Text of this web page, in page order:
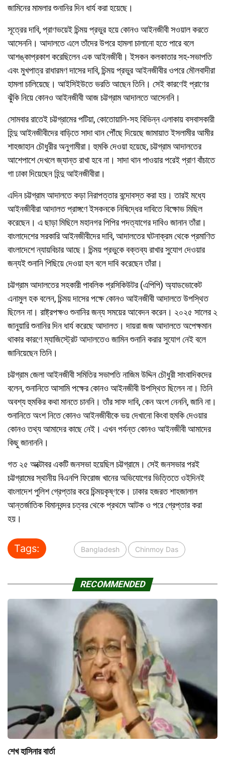
জামিনের মামলার শুনানির দিন ধার্য করা হয়েছে।
সূত্রের দাবি, প্রাণভয়েই চিন্ময় প্রভুর হয়ে কোনও আইনজীবী সওয়াল করতে
আসেননি। আদালতে এলে তাঁদের উপরে হামলা চালানো হতে পারে বলে
আশঙ্কাপ্রকাশ করেছিলেন এক আইনজীবী। ইসকন কলকাতার সহ-সভাপতি
এবং মুখপাত্র রাধারমণ দাসের দাবি, চিন্ময় প্রভুর আইনজীবীর ওপরে মৌলবাদীরা
হামলা চালিয়েছে। আইসিইউতে ভরতি আছেন তিনি। সেই কারণেই প্রাণের
ঝুঁকি নিয়ে কোনও আইনজীবী আজ চট্টগ্রাম আদালতে আসেননি।
সোমবার রাতেই চট্টগ্রামের পটিয়া, কোতোয়ালি-সহ বিভিন্ন এলাকায় বসবাসকারী
হিন্দু আইনজীবীদের বাড়িতে সাদা থান পৌঁছে দিয়েছে জামায়াত ইসলামীর আমীর
শাহজাহান চৌধুরীর অনুগামীরা। হুমকি দেওয়া হয়েছে, চট্টগ্রাম আদালতের
আশেপাশে দেখলে জ্যান্ত রাখা হবে না। সাদা থান পাওয়ার পরেই প্রাণ বাঁচাতে
গা ঢাকা দিয়েছেন হিন্দু আইনজীবীরা।
এদিন চট্টগ্রাম আদালতে কড়া নিরাপত্তার বন্দোবস্ত করা হয়। তারই মধ্যে
আইনজীবীরা আদালত প্রাঙ্গণে ইসকনকে নিষিদ্ধের দাবিতে বিক্ষোভ মিছিল
করেছেন। এ ছাড়া মিছিলে মহানগর পিপির পদত্যাগের দাবিও জানান তাঁরা।
বাংলাদেশের সরকারি আইনজীবীদের দাবি, আদালতের ঘটনাক্রম থেকে প্রমাণিত
বাংলাদেশে ন্যায়বিচার আছে। চিন্ময় প্রভুকে বক্তব্য রাখার সুযোগ দেওয়ার
জন্যই শুনানি পিছিয়ে দেওয়া হল বলে দাবি করেছেন তাঁরা।
চট্টগ্রাম আদালতের সহকারী পাবলিক প্রসিকিউটর (এপিপি) অ্যাডভোকেট
এনামুল হক বলেন, চিন্ময় দাসের পক্ষে কোনও আইনজীবী আদালতে উপস্থিত
ছিলেন না। রাষ্ট্রপক্ষও শুনানির জন্য সময়ের আবেদন করেন। ২০২৫ সালের ২
জানুয়ারি শুনানির দিন ধার্য করেছে আদালত। দায়রা জজ আদালতে অপেক্ষমান
থাকার কারণে ম্যাজিস্ট্রেট আদালতেও জামিন শুনানি করার সুযোগ নেই বলে
জানিয়েছেন তিনি।
চট্টগ্রাম জেলা আইনজীবী সমিতির সভাপতি নাজিম উদ্দিন চৌধুরী সাংবাদিকদের
বলেন, শুনানিতে আসামি পক্ষের কোনও আইনজীবী উপস্থিত ছিলেন না। তিনি
অবশ্য হুমকির কথা মানতে চাননি। তাঁর সাফ দাবি, কেন অংশ নেননি, জানি না।
শুনানিতে অংশ নিতে কোনও আইনজীবীকে ভয় দেখানো কিংবা হুমকি দেওয়ার
কোনও তথ্য আমাদের কাছে নেই। এখন পর্যন্ত কোনও আইনজীবী আমাদের
কিছু জানাননি।
গত ২৫ অক্টোবর একটি জনসভা হয়েছিল চট্টগ্রামে। সেই জনসভার পরই
চট্টগ্রামের স্থানীয় বিএনপি ফিরোজ খানের অভিযোগের ভিত্তিতে ওইদিনই
বাংলাদেশ পুলিশ গ্রেপ্তার করে চিন্ময়কৃষ্ণকে। ঢাকার হজরত শাহজালাল
আন্তর্জাতিক বিমানবন্দর চত্বর থেকে প্রথমে আটক ও পরে গ্রেপ্তার করা
হয়।
Tags: Bangladesh Chinmoy Das
RECOMMENDED
শেখ হাসিনার বার্তা